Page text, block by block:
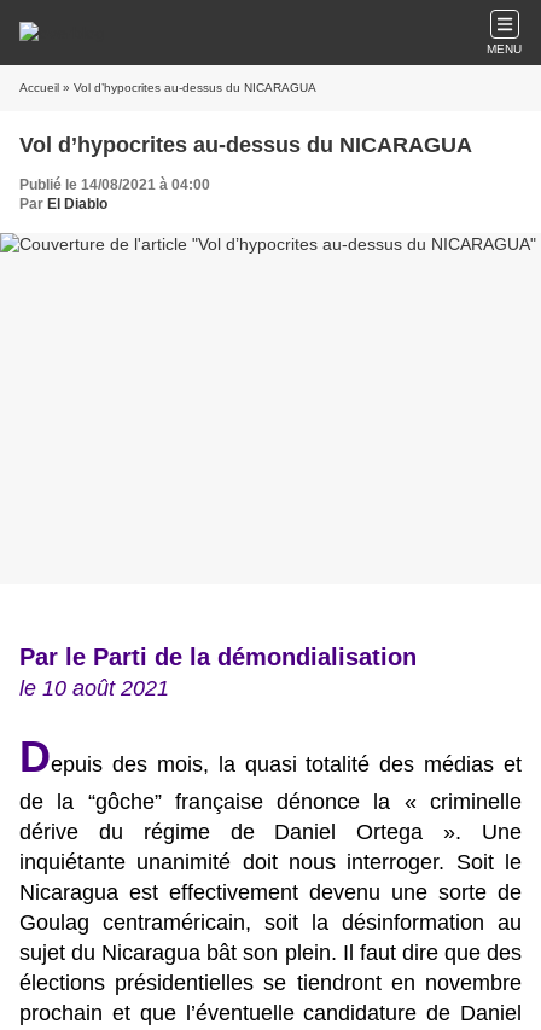
MENU
Accueil » Vol d’hypocrites au-dessus du NICARAGUA
Vol d’hypocrites au-dessus du NICARAGUA
Publié le 14/08/2021 à 04:00
Par El Diablo
Par le Parti de la démondialisation
le 10 août 2021
Depuis des mois, la quasi totalité des médias et
de la “gôche” française dénonce la « criminelle
dérive du régime de Daniel Ortega ». Une
inquiétante unanimité doit nous interroger. Soit le
Nicaragua est effectivement devenu une sorte de
Goulag centraméricain, soit la désinformation au
sujet du Nicaragua bât son plein. Il faut dire que des
élections présidentielles se tiendront en novembre
prochain et que l’éventuelle candidature de Daniel